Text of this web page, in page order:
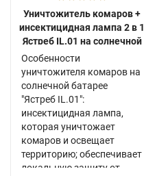
Уничтожитель комаров +
инсектицидная лампа 2 в 1
Ястреб IL.01 на солнечной
батарее
Особенности
уничтожителя комаров на
солнечной батарее
"Ястреб IL.01":
инсектицидная лампа,
которая уничтожает
комаров и освещает
территорию; обеспечивает
локальную защиту от